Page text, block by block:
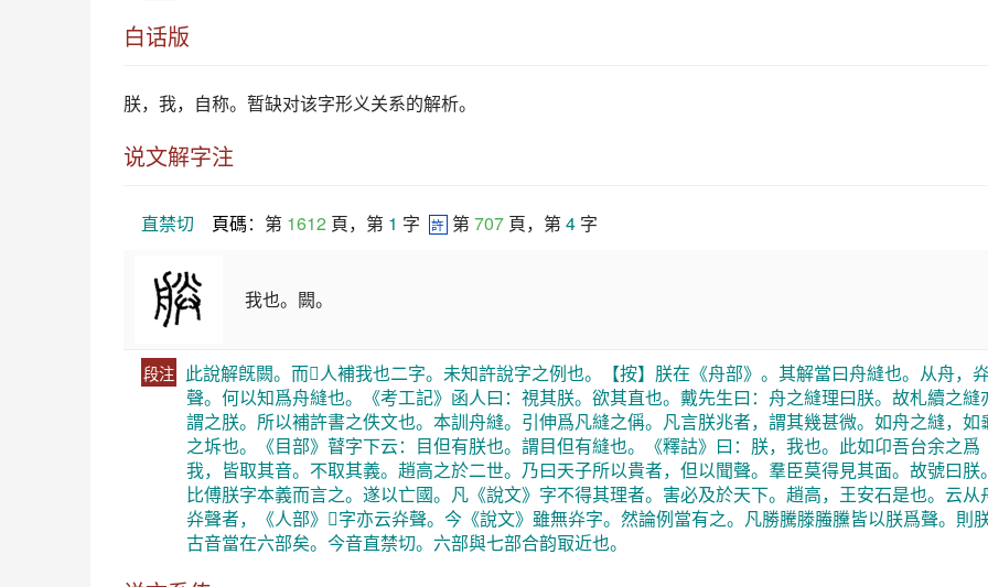
白话版
朕，我，自称。暂缺对该字形义关系的解析。
说文解字注
直禁切 頁碼：第 1612 頁，第 1 字 許 第 707 頁，第 4 字
我也。闕。
段注 此說解旣闕。而𡚶人補我也二字。未知許說字之例也。【按】朕在《舟部》。其解當曰舟縫也。从舟，
聲。何以知爲舟縫也。《考工記》函人曰：視其朕。欲其直也。戴先生曰：舟之縫理曰朕。故札續之縫
謂之朕。所以補許書之佚文也。本訓舟縫。引伸爲凡縫之偁。凡言朕兆者，謂其幾甚微。如舟之縫，如
之坼也。《目部》瞽字下云：目但有朕也。謂目但有縫也。《釋詁》曰：朕，我也。此如卬吾台余之爲
我，皆取其音。不取其義。趙高之於二世。乃曰天子所以貴者，但以聞聲。羣臣莫得見其面。故號曰朕。
比傅朕字本義而言之。遂以亡國。凡《說文》字不得其理者。害必及於天下。趙高，王安石是也。云从
灷聲者，《人部》𠈪字亦云灷聲。今《說文》雖無灷字。然論例當有之。凡勝騰滕螣黱皆以朕爲聲。則
古音當在六部矣。今音直禁切。六部與七部合韵冣近也。